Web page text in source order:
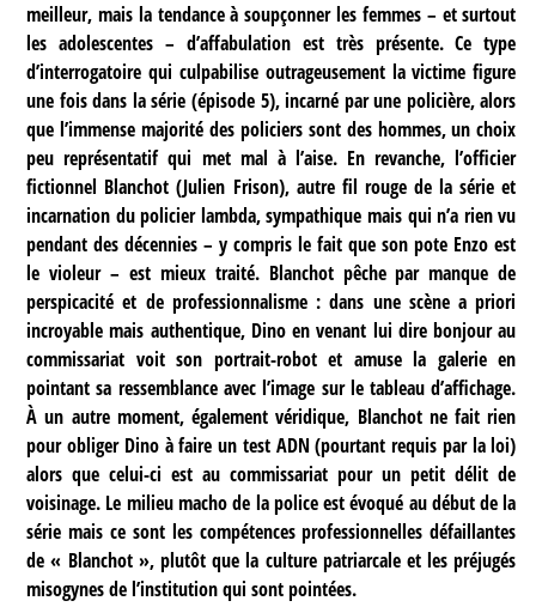
meilleur, mais la tendance à soupçonner les femmes – et surtout
les adolescentes – d’affabulation est très présente. Ce type
d’interrogatoire qui culpabilise outrageusement la victime figure
une fois dans la série (épisode 5), incarné par une policière, alors
que l’immense majorité des policiers sont des hommes, un choix
peu représentatif qui met mal à l’aise. En revanche, l’officier
fictionnel Blanchot (Julien Frison), autre fil rouge de la série et
incarnation du policier lambda, sympathique mais qui n’a rien vu
pendant des décennies – y compris le fait que son pote Enzo est
le violeur – est mieux traité. Blanchot pêche par manque de
perspicacité et de professionnalisme : dans une scène a priori
incroyable mais authentique, Dino en venant lui dire bonjour au
commissariat voit son portrait-robot et amuse la galerie en
pointant sa ressemblance avec l’image sur le tableau d’affichage.
À un autre moment, également véridique, Blanchot ne fait rien
pour obliger Dino à faire un test ADN (pourtant requis par la loi)
alors que celui-ci est au commissariat pour un petit délit de
voisinage. Le milieu macho de la police est évoqué au début de la
série mais ce sont les compétences professionnelles défaillantes
de « Blanchot », plutôt que la culture patriarcale et les préjugés
misogynes de l’institution qui sont pointées.